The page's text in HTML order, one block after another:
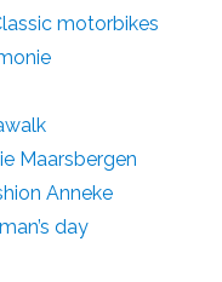
motorbikes
Maarsbergen
Anneke
day